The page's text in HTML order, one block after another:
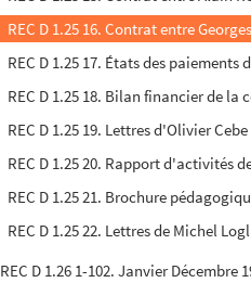
REC D 1.25 16. Contrat entre
REC D 1.25 17. États des
REC D 1.25 18. Bilan financier de
REC D 1.25 19. Lettres d'Olivier
REC D 1.25 20. Rapport d'activités
REC D 1.25 21. Brochure
REC D 1.25 22. Lettres de Michel
REC D 1.26 1-102. Janvier Décembre